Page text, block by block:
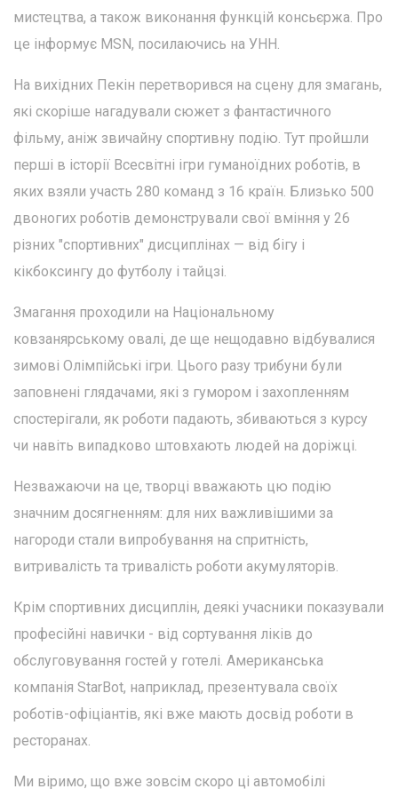
мистецтва, а також виконання функцій консьєржа. Про
це інформує MSN, посилаючись на УНН.
На вихідних Пекін перетворився на сцену для змагань,
які скоріше нагадували сюжет з фантастичного
фільму, аніж звичайну спортивну подію. Тут пройшли
перші в історії Всесвітні ігри гуманоїдних роботів, в
яких взяли участь 280 команд з 16 країн. Близько 500
двоногих роботів демонстрували свої вміння у 26
різних "спортивних" дисциплінах — від бігу і
кікбоксингу до футболу і тайцзі.
Змагання проходили на Національному
ковзанярському овалi, де ще нещодавно відбувалися
зимові Олімпійські ігри. Цього разу трибуни були
заповнені глядачами, які з гумором і захопленням
спостерігали, як роботи падають, збиваються з курсу
чи навіть випадково штовхають людей на доріжці.
Незважаючи на це, творці вважають цю подію
значним досягненням: для них важливішими за
нагороди стали випробування на спритність,
витривалість та тривалість роботи акумуляторів.
Крім спортивних дисциплін, деякі учасники показували
професійні навички - від сортування ліків до
обслуговування гостей у готелі. Американська
компанія StarBot, наприклад, презентувала своїх
роботів-офіціантів, які вже мають досвід роботи в
ресторанах.
Ми віримо, що вже зовсім скоро ці автомобілі